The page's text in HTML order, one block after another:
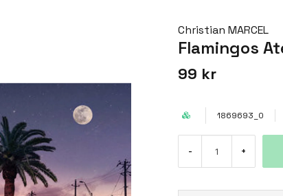
Christian MARCEL
Flamingos
99 kr
1869693_0
- +